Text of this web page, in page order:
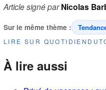
Article signé parNicolas
Sur le même thème :
LIRE SUR
À lire aussi